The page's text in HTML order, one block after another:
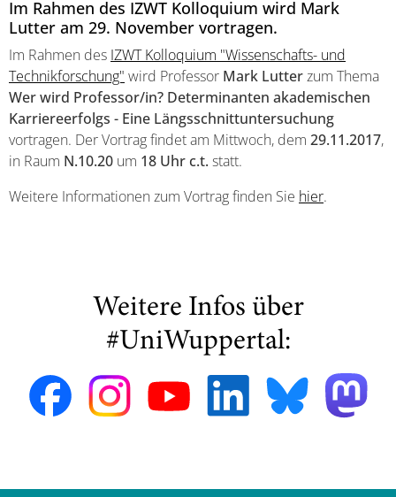
Im Rahmen des IZWT Kolloquium wird Mark
Lutter am 29. November vortragen.
Im Rahmen des IZWT Kolloquium "Wissenschafts- und
Technikforschung" wird Professor Mark Lutterzum Thema
Wer wird Professor/in? Determinanten akademischen
Karriereerfolgs - Eine Längsschnittuntersuchung
vortragen. Der Vortrag findet am Mittwoch, dem 29.11.2017,
in Raum N.10.20 um 18 Uhr c.t. statt.
Weitere Informationen zum Vortrag finden Sie hier.
Weitere Infos über
#UniWuppertal: